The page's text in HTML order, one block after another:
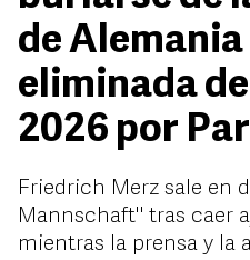
de
eliminada
2026 por
Friedrich Merz sale en
Mannschaft" tras caer
mientras la prensa y la